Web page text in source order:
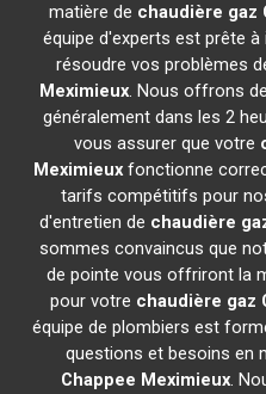
matière de chaudière gaz
équipe d'experts est prête
résoudre vos problèmes
Meximieux. Nous offrons
généralement dans les 2
vous assurer que votre
Meximieux fonctionne
tarifs compétitifs pour
d'entretien de chaudière
sommes convaincus que
de pointe vous offriront la
pour votre chaudière gaz
équipe de plombiers est
questions et besoins en
Chappee Meximieux.